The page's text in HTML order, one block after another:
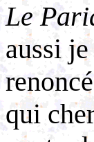
Le
aussi
qui